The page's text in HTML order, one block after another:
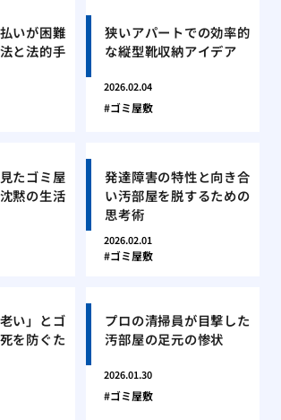
いが困難
と法的手
狭いアパートでの効率的
な縦型靴収納アイデア
2026.02.04
ゴミ屋敷
たゴミ屋
黙の生活
発達障害の特性と向き合
い汚部屋を脱するための
思考術
2026.02.01
ゴミ屋敷
い」とゴ
を防ぐた
プロの清掃員が目撃した
汚部屋の足元の惨状
2026.01.30
ゴミ屋敷